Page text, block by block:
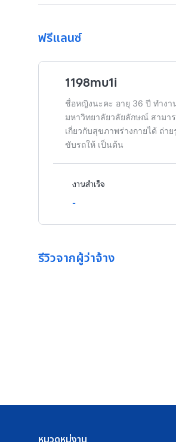
ฟรีแลนซ์
1198mu1i
ชื่อหญิงนะคะ อายุ 36 ปี ทำง
มหาวิทยาลัยวลัยลักษณ์ สามา
เกี่ยวกับสุขภาพร่างกายได้ ถ่า
ขับรถให้ เป็นต้น
งานสำเร็จ
-
รีวิวจากผู้ว่าจ้าง
หมวดหมู่งาน